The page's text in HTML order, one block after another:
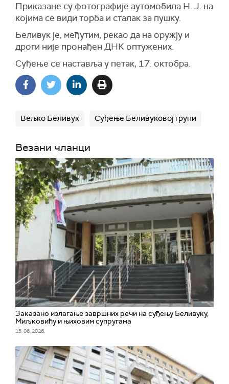
Приказане су фотографије аутомобила Н. Ј. на
којима се види торба и сталак за пушку.
Беливук је, међутим, рекао да на оружју и
дроги није пронађен ДНК оптужених.
Суђење се наставља у петак, 17. октобра.
Вељко Беливук Суђење Беливуковој групи
Везани чланци
Заказано излагање завршних речи на суђењу Беливуку,
Миљковићу и њиховим супругама
15. 06. 2026.